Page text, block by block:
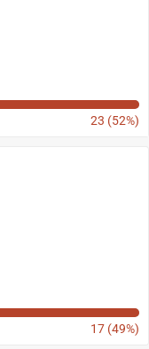
23 (52%)
17 (49%)